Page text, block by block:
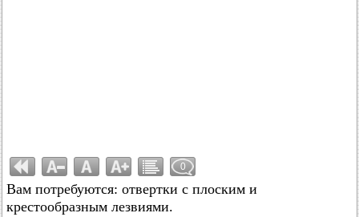
0
Вам потребуются: отвертки с плоским и
крестообразным лезвиями.